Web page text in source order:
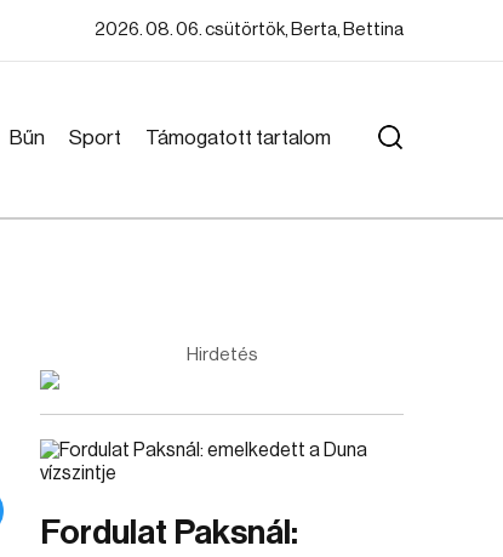
2026. 08. 06. csütörtök, Berta, Bettina
Bűn Sport Támogatott tartalom
Hirdetés
Fordulat Paksnál: